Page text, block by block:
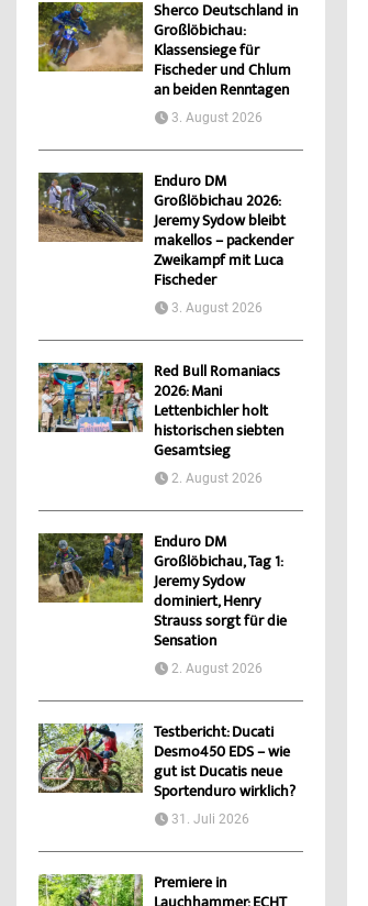
Sherco Deutschland in
Großlöbichau:
Klassensiege für
Fischeder und Chlum
an beiden Renntagen
3. August 2026
Enduro DM
Großlöbichau 2026:
Jeremy Sydow bleibt
makellos – packender
Zweikampf mit Luca
Fischeder
3. August 2026
Red Bull Romaniacs
2026: Mani
Lettenbichler holt
historischen siebten
Gesamtsieg
2. August 2026
Enduro DM
Großlöbichau, Tag 1:
Jeremy Sydow
dominiert, Henry
Strauss sorgt für die
Sensation
2. August 2026
Testbericht: Ducati
Desmo450 EDS – wie
gut ist Ducatis neue
Sportenduro wirklich?
31. Juli 2026
Premiere in